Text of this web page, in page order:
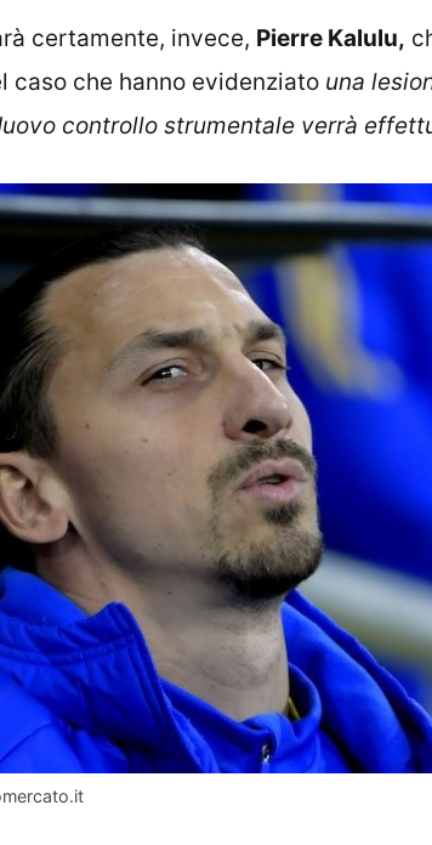
certamente, invece, Pierre Kalulu,
caso che hanno evidenziato una
controllo strumentale verrà